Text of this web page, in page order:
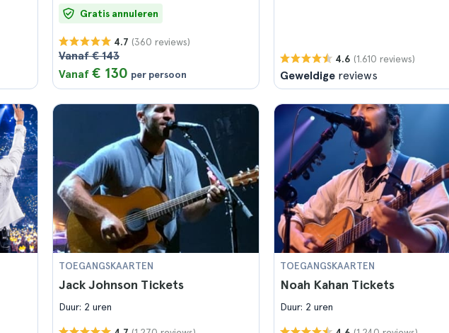
Gratis annuleren
4.7 (360 reviews)
Vanaf € 143
Vanaf € 130 per persoon
4.6 (1.610 reviews)
Geweldige reviews
TOEGANGSKAARTEN
Jack Johnson Tickets
Duur: 2 uren
TOEGANGSKAARTEN
Noah Kahan Tickets
Duur: 2 uren